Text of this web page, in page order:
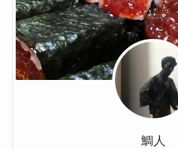
鯛人